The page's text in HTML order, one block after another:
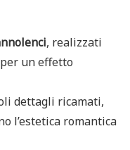
, realizzati
un effetto
dettagli ricamati,
l’estetica romantica